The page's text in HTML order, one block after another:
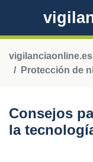
vigilanciaonline.es
Protección de
Consejos
la